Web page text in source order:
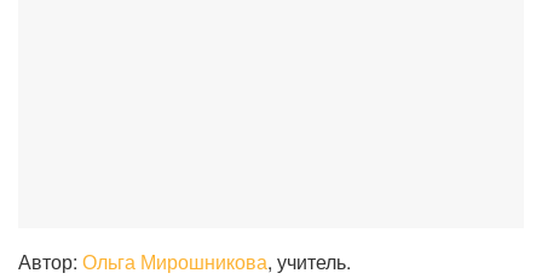
Автор: Ольга Мирошникова, учитель.